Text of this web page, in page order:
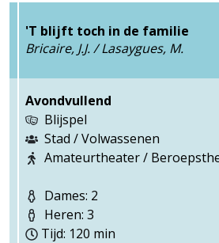
'T blijft toch in de familie
Bricaire, J.J. / Lasaygues, M.
Avondvullend
Blijspel
Stad / Volwassenen
Amateurtheater /
Dames: 2
Heren: 3
Tijd: 120 min